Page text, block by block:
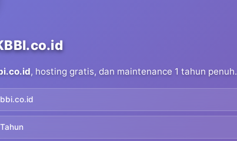
, hosting gratis, dan maintenance 1 tahun penuh.